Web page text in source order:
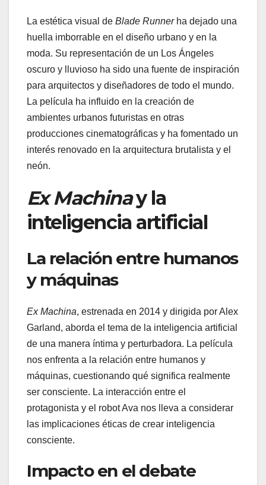
La estética visual de Blade Runnerha dejado una
huella imborrable en el diseño urbano y en la
moda. Su representación de un Los Ángeles
oscuro y lluvioso ha sido una fuente de inspiración
para arquitectos y diseñadores de todo el mundo.
La película ha influido en la creación de
ambientes urbanos futuristas en otras
producciones cinematográficas y ha fomentado un
interés renovado en la arquitectura brutalista y el
neón.
Ex Machinay la
inteligencia artificial
La relación entre humanos
y máquinas
Ex Machina, estrenada en 2014 y dirigida por Alex
Garland, aborda el tema de la inteligencia artificial
de una manera íntima y perturbadora. La película
nos enfrenta a la relación entre humanos y
máquinas, cuestionando qué significa realmente
ser consciente. La interacción entre el
protagonista y el robot Ava nos lleva a considerar
las implicaciones éticas de crear inteligencia
consciente.
Impacto en el debate